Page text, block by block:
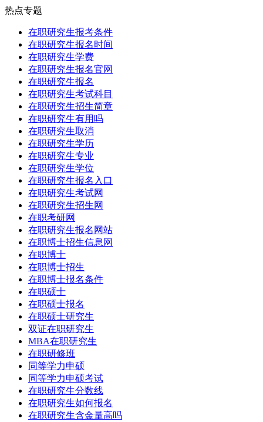
热点专题
在职研究生报考条件
在职研究生报名时间
在职研究生学费
在职研究生报名官网
在职研究生报名
在职研究生考试科目
在职研究生招生简章
在职研究生有用吗
在职研究生取消
在职研究生学历
在职研究生专业
在职研究生学位
在职研究生报名入口
在职研究生考试网
在职研究生招生网
在职考研网
在职研究生报名网站
在职博士招生信息网
在职博士
在职博士招生
在职博士报名条件
在职硕士
在职硕士报名
在职硕士研究生
双证在职研究生
MBA在职研究生
在职研修班
同等学力申硕
同等学力申硕考试
在职研究生分数线
在职研究生如何报名
在职研究生含金量高吗